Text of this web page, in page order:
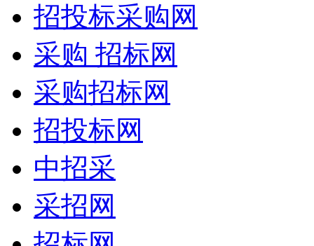
招投标采购网
采购 招标网
采购招标网
招投标网
中招采
采招网